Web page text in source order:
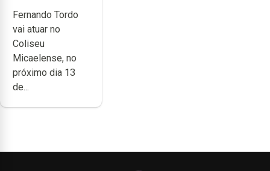
anos de
carreira no
Coliseu
Micaelense
Fernando Tordo
vai atuar no
Coliseu
Micaelense, no
próximo dia 13
de...